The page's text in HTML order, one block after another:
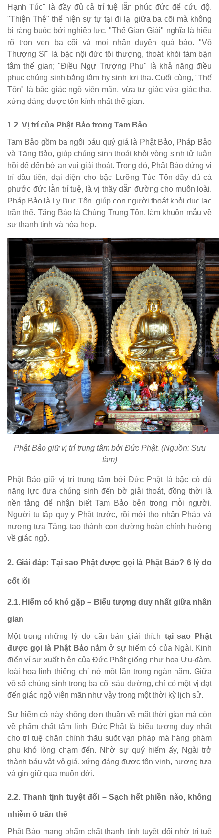
Hạnh Túc" là đầy đủ cả trí tuệ lẫn phúc đức để cứu độ.
"Thiện Thệ" thể hiện sự tự tại đi lại giữa ba cõi mà không
bị ràng buộc bởi nghiệp lực. "Thế Gian Giải" nghĩa là hiểu
rõ trọn vẹn ba cõi và mọi nhân duyên quả báo. "Vô
Thượng Sĩ" là bậc nội đức tối thượng, thoát khỏi tám bận
tâm thế gian; "Điều Ngự Trượng Phu" là khả năng điều
phục chúng sinh bằng tâm hy sinh lợi tha. Cuối cùng, "Thế
Tôn" là bậc giác ngộ viên mãn, vừa tự giác vừa giác tha,
xứng đáng được tôn kính nhất thế gian.
1.2. Vị trí của Phật Bảo trong Tam Bảo
Tam Bảo gồm ba ngôi báu quý giá là Phật Bảo, Pháp Bảo
và Tăng Bảo, giúp chúng sinh thoát khỏi vòng sinh tử luân
hồi để đến bờ an vui giải thoát. Trong đó, Phật Bảo đứng vị
trí đầu tiên, đại diện cho bậc Lưỡng Túc Tôn đầy đủ cả
phước đức lẫn trí tuệ, là vị thầy dẫn đường cho muôn loài.
Pháp Bảo là Ly Dục Tôn, giúp con người thoát khỏi dục lạc
trần thế. Tăng Bảo là Chúng Trung Tôn, làm khuôn mẫu về
sự thanh tịnh và hòa hợp.
Phật Bảo giữ vị trí trung tâm bởi Đức Phật. (Nguồn: Sưu
tầm)
Phật Bảo giữ vị trí trung tâm bởi Đức Phật là bậc có đủ
năng lực đưa chúng sinh đến bờ giải thoát, đồng thời là
nền tảng để nhận biết Tam Bảo bên trong mỗi người.
Người tu tập quy y Phật trước, rồi mới thọ nhận Pháp và
nương tựa Tăng, tạo thành con đường hoàn chỉnh hướng
về giác ngộ.
2. Giải đáp: Tại sao Phật được gọi là Phật Bảo? 6 lý do
cốt lõi
2.1. Hiếm có khó gặp – Biểu tượng duy nhất giữa nhân
gian
Một trong những lý do căn bản giải thích tại sao Phật
được gọi là Phật Bảo nằm ở sự hiếm có của Ngài. Kinh
điển ví sự xuất hiện của Đức Phật giống như hoa Ưu-đàm,
loài hoa linh thiêng chỉ nở một lần trong ngàn năm. Giữa
vô số chúng sinh trong ba cõi sáu đường, chỉ có một vị đạt
đến giác ngộ viên mãn như vậy trong một thời kỳ lịch sử.
Sự hiếm có này không đơn thuần về mặt thời gian mà còn
về phẩm chất tâm linh. Đức Phật là biểu tượng duy nhất
cho trí tuệ chân chính thấu suốt vạn pháp mà hàng phàm
phu khó lòng chạm đến. Nhờ sự quý hiếm ấy, Ngài trở
thành báu vật vô giá, xứng đáng được tôn vinh, nương tựa
và gìn giữ qua muôn đời.
2.2. Thanh tịnh tuyệt đối – Sạch hết phiền não, không
nhiễm ô trần thế
Phật Bảo mang phẩm chất thanh tịnh tuyệt đối nhờ trí tuệ